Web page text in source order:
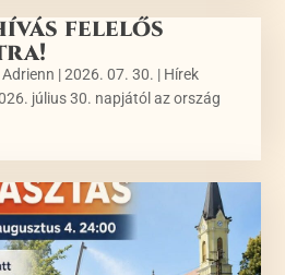
felelős
|2026. 07. 30. | Hírek
július 30. napjától az ország